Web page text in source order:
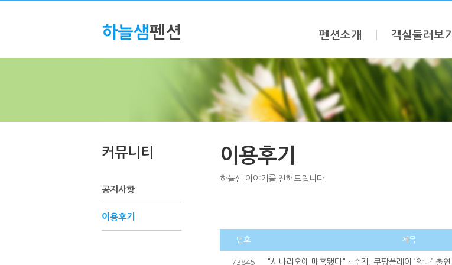
펜션소개 객실둘러보기
커뮤니티
공지사항
이용후기
이용후기
하늘샘 이야기를 전해드립니다.
번호 제목
73845 "시나리오에 매혹됐다"…수지, 쿠팡플레이 ‘안나’ 출연..